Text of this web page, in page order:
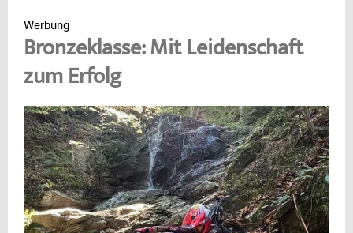
Werbung
Bronzeklasse: Mit Leidenschaft
zum Erfolg